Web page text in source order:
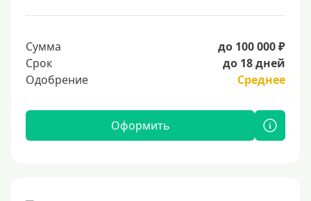
Сумма
до 100 000 ₽
Срок
до 18 дней
Одобрение
Среднее
Оформить